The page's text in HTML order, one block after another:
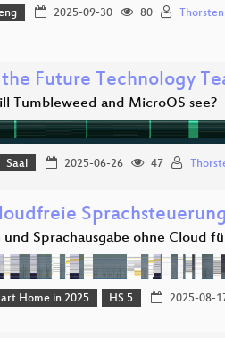
2025-09-30 80
Future Technology
Tumbleweed and MicroOS see?
Saal 2025-06-26 47
Sprachausgabe ohne Cloud
Home in 2025 HS 5 2025-08-